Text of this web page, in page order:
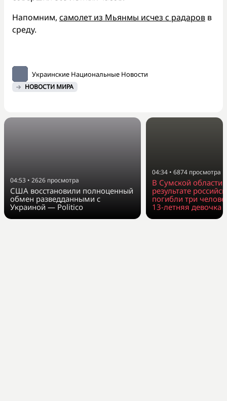
Напомним, самолет из Мьянмы исчез с радаров в
среду.
Украинские Национальные Новости
НОВОСТИ МИРА
04:53 • 2626 просмотра
США восстановили полноценный
обмен разведданными с
Украиной — Politico
04:34 • 6874 просмотра
В Сумской области
результате
погибли три
13-летняя девочка